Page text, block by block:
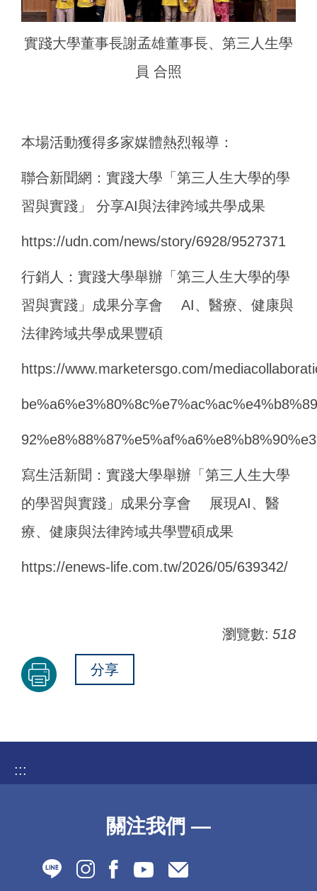
實踐大學董事長謝孟雄董事長、第三人生學
員 合照
本場活動獲得多家媒體熱烈報導：
聯合新聞網：實踐大學「第三人生大學的學
習與實踐」 分享AI與法律跨域共學成果
https://udn.com/news/story/6928/9527371
行銷人：實踐大學舉辦「第三人生大學的學
習與實踐」成果分享會 AI、醫療、健康與
法律跨域共學成果豐碩
https://www.marketersgo.com/
寫生活新聞：實踐大學舉辦「第三人生大學
的學習與實踐」成果分享會 展現AI、醫
療、健康與法律跨域共學豐碩成果
https://enews-life.com.tw/2026/05/639342/
瀏覽數: 518
分享
:::
關注我們 —